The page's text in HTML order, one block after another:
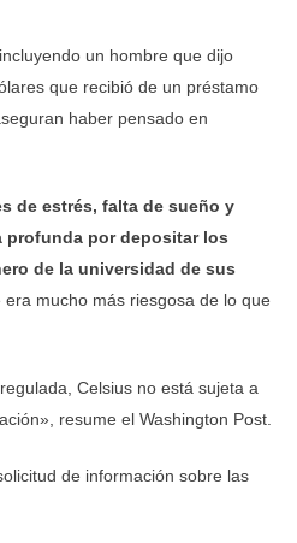
un hombre que dijo
que recibió de un préstamo
haber pensado en
de estrés, falta de sueño y
profunda por depositar los
de la universidad de sus
mucho más riesgosa de lo que
Celsius no está sujeta a
resume el Washington Post.
de información sobre las